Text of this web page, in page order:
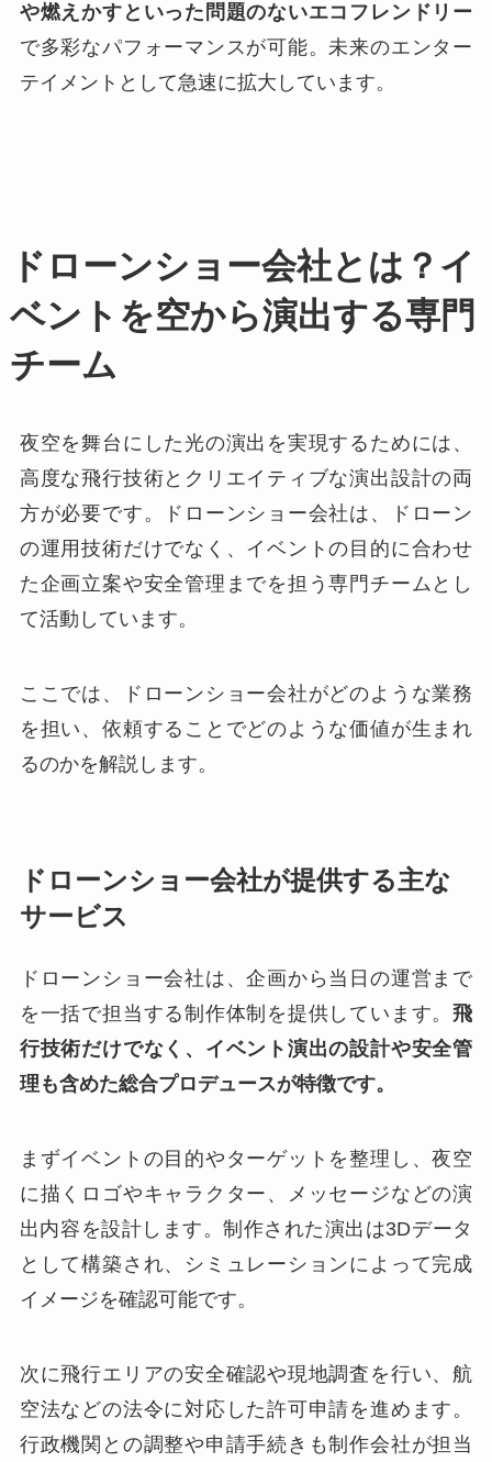
や燃えかすといった問題のないエコフレンドリー
で多彩なパフォーマンスが可能。未来のエンター
テイメントとして急速に拡大しています。
ドローンショー会社とは？イ
ベントを空から演出する専門
チーム
夜空を舞台にした光の演出を実現するためには、
高度な飛行技術とクリエイティブな演出設計の両
方が必要です。ドローンショー会社は、ドローン
の運用技術だけでなく、イベントの目的に合わせ
た企画立案や安全管理までを担う専門チームとし
て活動しています。
ここでは、ドローンショー会社がどのような業務
を担い、依頼することでどのような価値が生まれ
るのかを解説します。
ドローンショー会社が提供する主な
サービス
ドローンショー会社は、企画から当日の運営まで
を一括で担当する制作体制を提供しています。飛
行技術だけでなく、イベント演出の設計や安全管
理も含めた総合プロデュースが特徴です。
まずイベントの目的やターゲットを整理し、夜空
に描くロゴやキャラクター、メッセージなどの演
出内容を設計します。制作された演出は3Dデータ
として構築され、シミュレーションによって完成
イメージを確認可能です。
次に飛行エリアの安全確認や現地調査を行い、航
空法などの法令に対応した許可申請を進めます。
行政機関との調整や申請手続きも制作会社が担当